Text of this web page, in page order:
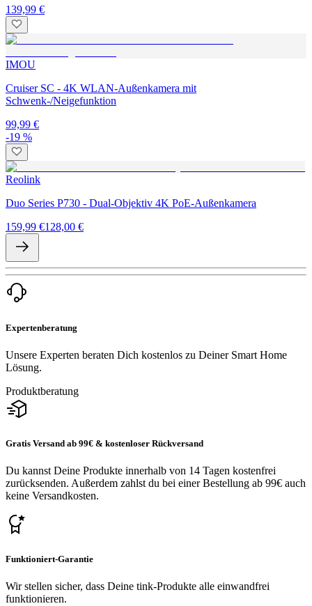
139,99 €
IMOU
Cruiser SC - 4K WLAN-Außenkamera mit
Schwenk-/Neigefunktion
99,99 €
-19 %
Reolink
Duo Series P730 - Dual-Objektiv 4K PoE-Außenkamera
159,99 €128,00 €
Expertenberatung
Unsere Experten beraten Dich kostenlos zu Deiner Smart Home
Lösung.
Produktberatung
Gratis Versand ab 99€ & kostenloser Rückversand
Du kannst Deine Produkte innerhalb von 14 Tagen kostenfrei
zurücksenden. Außerdem zahlst du bei einer Bestellung ab 99€ auch
keine Versandkosten.
Funktioniert-Garantie
Wir stellen sicher, dass Deine tink-Produkte alle einwandfrei
funktionieren.